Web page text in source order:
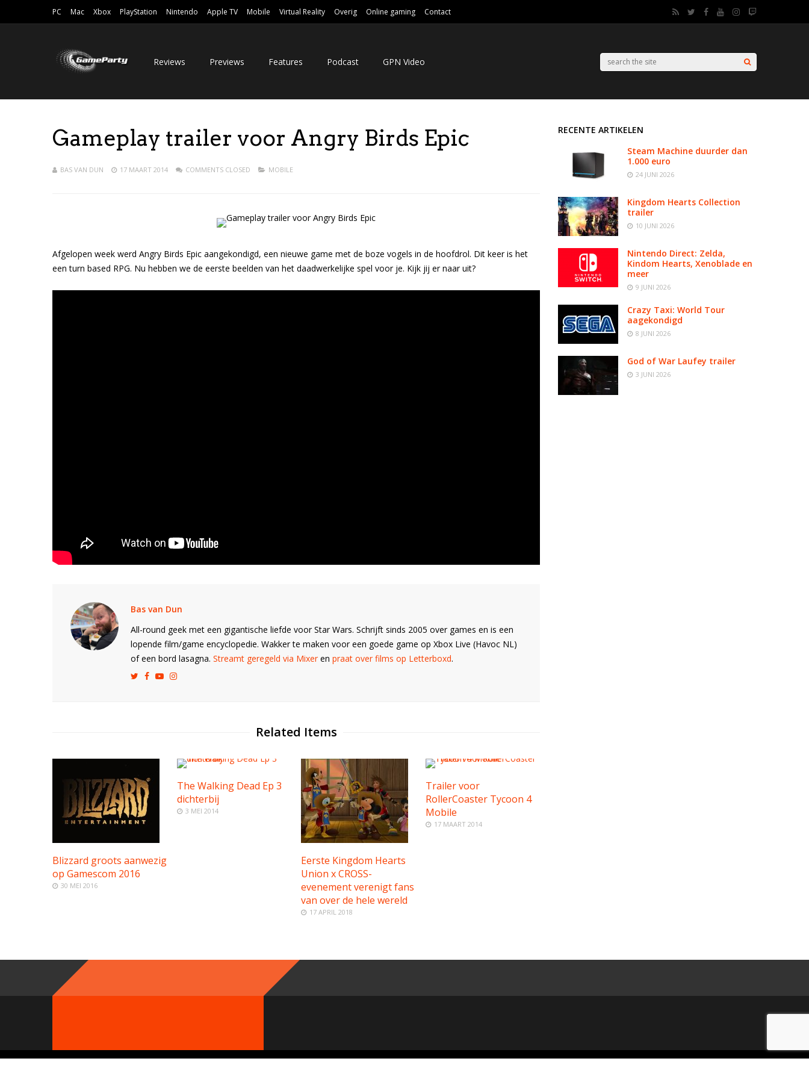
PC Mac Xbox PlayStation Nintendo Apple TV Mobile Virtual Reality Overig Online gaming Contact
Reviews Previews Features Podcast GPN Video
Gameplay trailer voor Angry Birds Epic
BAS VAN DUN 17 MAART 2014 COMMENTS CLOSED MOBILE
Afgelopen week werd Angry Birds Epic aangekondigd, een nieuwe game met de boze vogels in de hoofdrol. Dit keer is het
een turn based RPG. Nu hebben we de eerste beelden van het daadwerkelijke spel voor je. Kijk jij er naar uit?
Bas van Dun
All-round geek met een gigantische liefde voor Star Wars. Schrijft sinds 2005 over games en is een
lopende film/game encyclopedie. Wakker te maken voor een goede game op Xbox Live (Havoc NL)
of een bord lasagna. Streamt geregeld via Mixeren praat over films op Letterboxd.
Related Items
Blizzard groots aanwezig
op Gamescom 2016
30 MEI 2016
The Walking Dead Ep 3
dichterbij
3 MEI 2014
Eerste Kingdom Hearts
Union x CROSS-
evenement verenigt fans
van over de hele wereld
17 APRIL 2018
Trailer voor
RollerCoaster Tycoon 4
Mobile
17 MAART 2014
RECENTE ARTIKELEN
Steam Machine duurder dan
1.000 euro
24 JUNI 2026
Kingdom Hearts Collection
trailer
10 JUNI 2026
Nintendo Direct: Zelda,
Kindom Hearts, Xenoblade en
meer
9 JUNI 2026
Crazy Taxi: World Tour
aagekondigd
8 JUNI 2026
God of War Laufey trailer
3 JUNI 2026